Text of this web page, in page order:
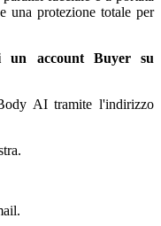
una protezione totale per
un account Buyer su
AI tramite l'indirizzo